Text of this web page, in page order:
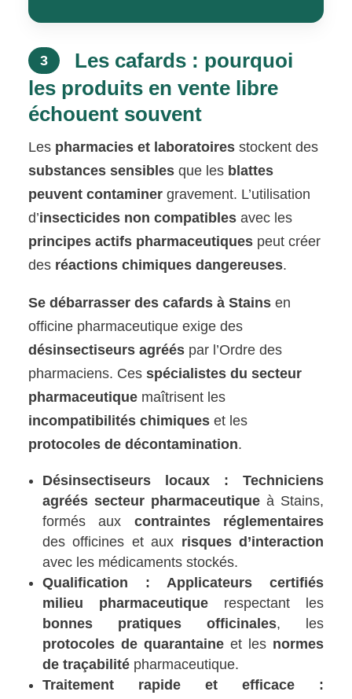
3
Les cafards : pourquoi
les produits en vente libre
échouent souvent
Les pharmacies et laboratoires stockent des
substances sensibles que les blattes
peuvent contaminer gravement. L’utilisation
d’insecticides non compatibles avec les
principes actifs pharmaceutiques peut créer
des réactions chimiques dangereuses.
Se débarrasser des cafards à Stains en
officine pharmaceutique exige des
désinsectiseurs agréés par l’Ordre des
pharmaciens. Cesspécialistes du secteur
pharmaceutique maîtrisent les
incompatibilités chimiques et les
protocoles de décontamination.
Désinsectiseurs locaux :
Techniciens
agréés secteur pharmaceutique à Stains,
formés aux contraintes réglementaires
des officines et aux risques d’interaction
avec les médicaments stockés.
Qualification :
Applicateurs certifiés
milieu pharmaceutique respectant les
bonnes pratiques officinales, les
protocoles de quarantaine et les normes
de traçabilité pharmaceutique.
Traitement rapide et efficace :